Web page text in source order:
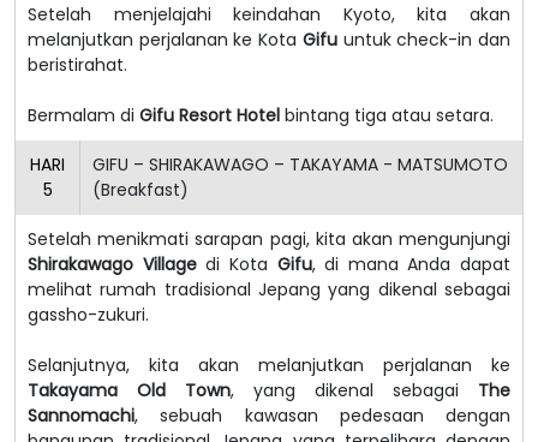
Setelah menjelajahi keindahan Kyoto, kita akan
melanjutkan perjalanan ke Kota Gifuuntuk check-in dan
beristirahat.
Bermalam di Gifu Resort Hotel bintang tiga atau setara.
HARI
5
GIFU – SHIRAKAWAGO – TAKAYAMA - MATSUMOTO
(Breakfast)
Setelah menikmati sarapan pagi, kita akan mengunjungi
Shirakawago Villagedi Kota Gifu, di mana Anda dapat
melihat rumah tradisional Jepang yang dikenal sebagai
gassho-zukuri.
Selanjutnya, kita akan melanjutkan perjalanan ke
Takayama Old Town, yang dikenal sebagai The
Sannomachi, sebuah kawasan pedesaan dengan